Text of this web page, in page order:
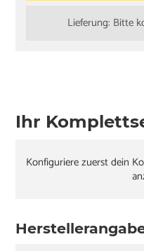
Lieferung: Bitte
Ihr
Konfiguriere zuerst dein